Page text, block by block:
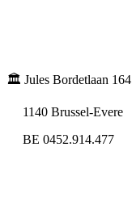
🏛️ Jules Bordetlaan 164
1140 Brussel-Evere
BE 0452.914.477